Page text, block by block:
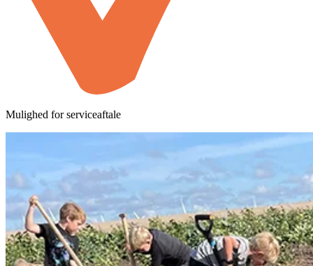
Mulighed for serviceaftale